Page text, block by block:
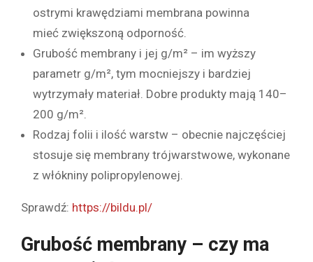
ostrymi krawędziami membrana powinna
mieć zwiększoną odporność.
Grubość membrany i jej g/m² – im wyższy
parametr g/m², tym mocniejszy i bardziej
wytrzymały materiał. Dobre produkty mają 140–
200 g/m².
Rodzaj folii i ilość warstw – obecnie najczęściej
stosuje się membrany trójwarstwowe, wykonane
z włókniny polipropylenowej.
Sprawdź: https://bildu.pl/
Grubość membrany – czy ma